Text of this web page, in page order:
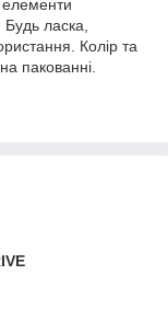
елементи
ласка,
Колір та
пакованні.